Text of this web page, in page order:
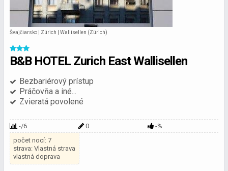
Švajčiarsko | Zürich | Wallisellen (Zürich)
B&B HOTEL Zurich East Wallisellen
Bezbariérový prístup
Práčovňa a iné...
Zvieratá povolené
-/6 0
-%
počet nocí: 7
strava: Vlastná strava
vlastná doprava